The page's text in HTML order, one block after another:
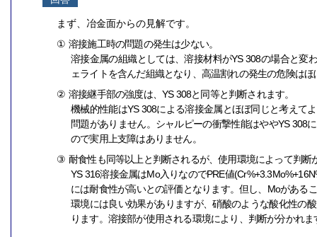
まず、冶金面からの見解です。
① 溶接施工時の問題の発生は少ない。
溶接金属の組織としては、溶接材料がYS 308の場合と変
ェライトを含んだ組織となり、高温割れの発生の危険は
② 溶接継手部の強度は、YS 308と同等と判断されます。
機械的性能はYS 308による溶接金属とほぼ同じと考えて
問題がありません。シャルピーの衝撃性能はややYS 308
ので実用上支障はありません。
③ 耐食性も同等以上と判断されるが、使用環境によって判断
YS 316溶接金属はMo入りなのでPRE値
には耐食性が高いとの評価となります。但し、Moがある
環境には良い効果がありますが、硝酸のような酸化性の
ります。溶接部が使用される環境により、判断が分かれま